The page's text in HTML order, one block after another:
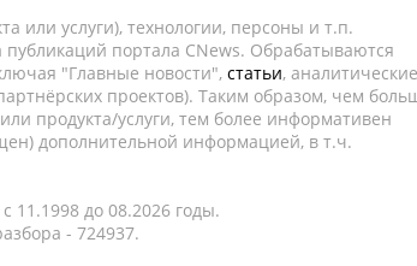
или услуги), технологии, персоны и т.п.
публикаций портала CNews. Обрабатываются
"Главные новости", статьи, аналитические
проектов). Таким образом, чем
продукта/услуги, тем более информативен
дополнительной информацией, в т.ч.
11.1998 до 08.2026 годы.
- 724937.